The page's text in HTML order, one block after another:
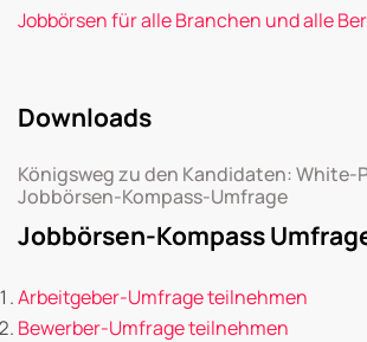
Jobbörsen für alle Branchen und alle
Downloads
Königsweg zu den Kandidaten: White-
Jobbörsen-Kompass-Umfrage
Jobbörsen-Kompass
Arbeitgeber-Umfrage teilnehmen
Bewerber-Umfrage teilnehmen